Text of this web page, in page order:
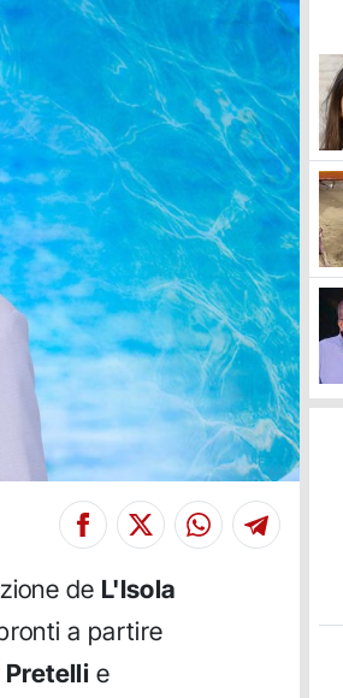
de L'Isola
a partire
Pretelli e